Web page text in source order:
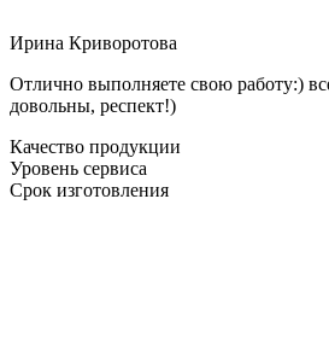
Ирина Криворотова
Отлично выполняете свою работу:)
довольны, респект!)
Качество продукции
Уровень сервиса
Срок изготовления